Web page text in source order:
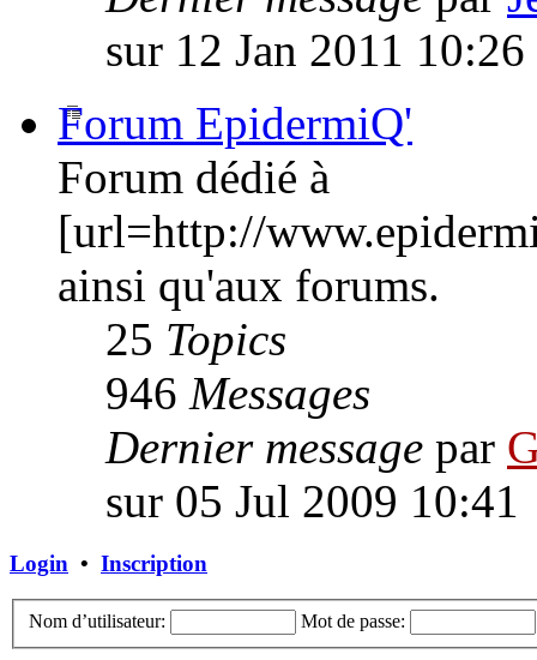
sur 12 Jan 2011 10:26
Forum EpidermiQ'
Forum dédié à
[url=http://
ainsi qu'aux forums.
25 Topics
946 Messages
Dernier message par
sur 05 Jul 2009 10:41
Login • Inscription
Nom d’utilisateur: Mot de passe: